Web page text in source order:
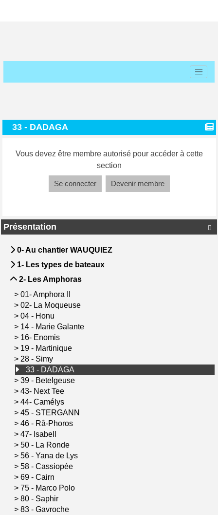

Présentation
0- Au chantier WAUQUIEZ
1- Les types de bateaux
2- Les Amphoras
> 01- Amphora II
> 02- La Moqueuse
> 04 - Honu
> 14 - Marie Galante
> 16- Enomis
> 19 - Martinique
> 28 - Simy
33 - DADAGA
> 39 - Betelgeuse
> 43- Next Tee
> 44- Camélys
> 45 - STERGANN
> 46 - Râ-Phoros
> 47- Isabell
> 50 - La Ronde
> 56 - Yana de Lys
> 58 - Cassiopée
> 69 - Cairn
> 75 - Marco Polo
> 80 - Saphir
> 83 - Gavroche
33 - DADAGA
Vous devez être membre autorisé pour accéder à cette
section
Se connecter Devenir membre